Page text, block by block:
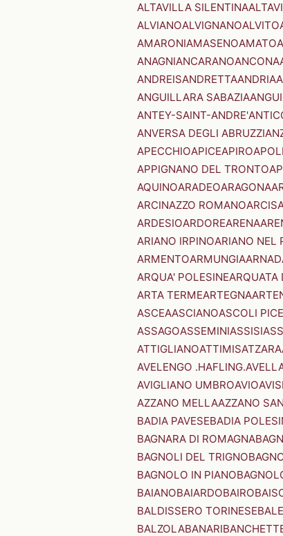
ALTAVILLA SILENTINA
ALVIANOALVIGNANOALVITO
AMARONIAMASENOAMATO
ANAGNIANCARANOANCONA
ANDREISANDRETTAANDRIA
ANGUILLARA SABAZIA
ANTEY-SAINT-ANDRE'
ANVERSA DEGLI ABRUZZI
APECCHIOAPICEAPIRO
APPIGNANO DEL TRONTO
AQUINOARADEOARAGONA
ARCINAZZO ROMANO
ARDESIOARDOREARENA
ARIANO IRPINOARIANO NEL
ARMENTOARMUNGIAARNAD
ARQUA' POLESINEARQUATA
ARTA TERMEARTEGNA
ASCEAASCIANOASCOLI
ASSAGOASSEMINIASSISI
ATTIGLIANOATTIMISATZARA
AVELENGO .HAFLING.
AVIGLIANO UMBROAVIO
AZZANO MELLAAZZANO
BADIA PAVESEBADIA
BAGNARA DI ROMAGNA
BAGNOLI DEL TRIGNO
BAGNOLO IN PIANO
BAIANOBAIARDOBAIRO
BALDISSERO TORINESE
BALZOLABANARI